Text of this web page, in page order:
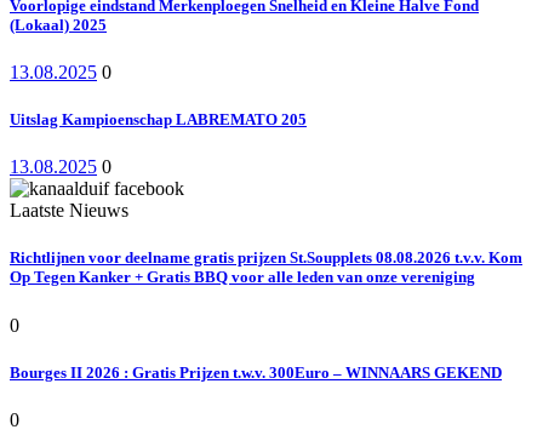
Voorlopige eindstand Merkenploegen Snelheid en Kleine Halve Fond
(Lokaal) 2025
13.08.2025 0
Uitslag Kampioenschap LABREMATO 205
13.08.2025 0
Laatste Nieuws
Richtlijnen voor deelname gratis prijzen St.Soupplets 08.08.2026 t.v.v. Kom
Op Tegen Kanker + Gratis BBQ voor alle leden van onze vereniging
0
Bourges II 2026 : Gratis Prijzen t.w.v. 300Euro – WINNAARS GEKEND
0